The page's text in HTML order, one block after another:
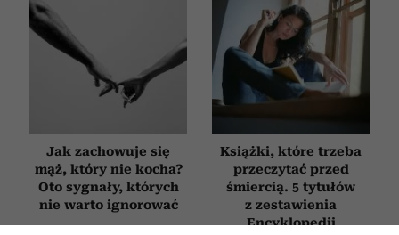
Jak zachowuje się
mąż, który nie kocha?
Oto sygnały, których
nie warto ignorować
Książki, które trzeba
przeczytać przed
śmiercią. 5 tytułów
z zestawienia
Encyklopedii